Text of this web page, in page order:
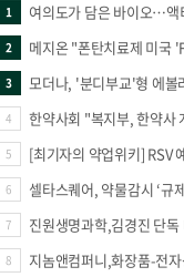
1
2
3
4
5
6
7
8